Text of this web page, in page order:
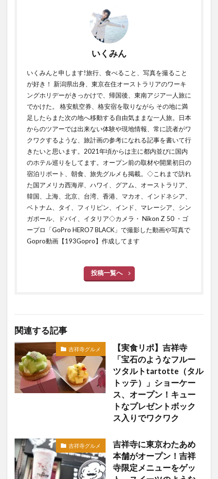
いくみん
いくみんと申します!旅行、食べること、写真を撮ること
が好き！ 新潟県出身、東京在住オーストラリアのワーキ
ングホリデーがきっかけで、帰国後、東南アジア一人旅に
でかけた。 格安航空券、格安宿を取りながら その地に満
足したらまた次の地へ移動する自由気ままな一人旅。日本
からのツアーでは出来ない体験や現地情報、常に読者がワ
クワクするような、旅計画の参考になれる記事を書いて行
きたいと思います。2021年頃からは主に都内並びに国内
のホテル巡りをしてます。オープン前の取材や開業初日の
宿泊リポート、朝食、旅先グルメも掲載。◇これまで訪れ
た国アメリカ西海岸、ハワイ、グアム、オーストラリア、
韓国、上海、北京、台湾、香港、マカオ、インドネシア、
ベトナム、タイ、フィリピン、インド、マレーシア、シン
ガポール、ドバイ、イタリア◇カメラ・ Nikon Z 50 ・ゴ
ープロ「GoPro HERO7 BLACK」で撮影した動画や写真で
Gopro動画【193Gopro】作成してます
投稿一覧へ
関連する記事
吉祥寺グルメ
【実食リポ】吉祥寺
「宝石のようなフルー
ツタルトtartotte（タル
トッテ）」ショーケー
ス、オープン！キュー
トなプレゼントボック
ス入りでワクワク
吉祥寺グルメ
吉祥寺に東京わたあめ
本舗がオープン！吉祥
寺限定メニューをゲッ